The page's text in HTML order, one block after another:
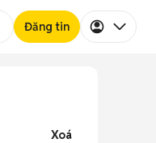
Đăng tin
Xoá